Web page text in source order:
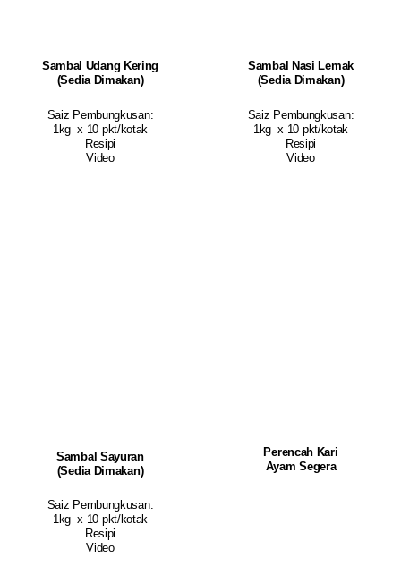
Sambal Udang Kering
(Sedia Dimakan)
Saiz Pembungkusan:
1kg x 10 pkt/kotak
Resipi
Video
Sambal Nasi Lemak
(Sedia Dimakan)
Saiz Pembungkusan:
1kg x 10 pkt/kotak
Resipi
Video
Sambal Sayuran
(Sedia Dimakan)
Saiz Pembungkusan:
1kg x 10 pkt/kotak
Resipi
Video
Perencah Kari
Ayam Segera